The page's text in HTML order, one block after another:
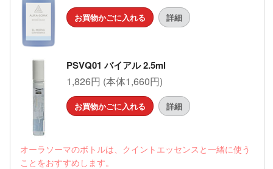
お買物かごに入れる 詳細
PSVQ01 バイアル 2.5ml
1,826円 (本体1,660円)
お買物かごに入れる 詳細
オーラソーマのボトルは、クイントエッセンスと一緒に使う
ことをおすすめします。